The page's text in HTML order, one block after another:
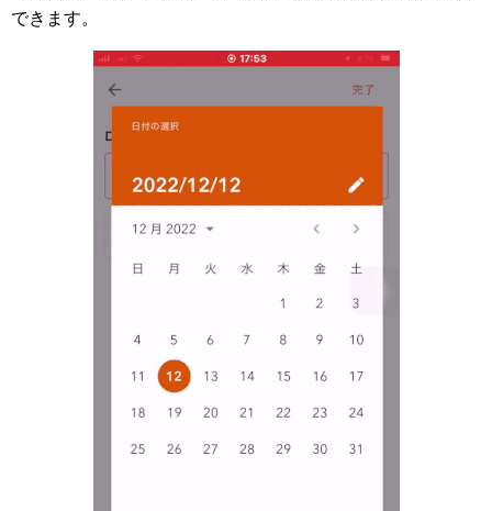
できます。